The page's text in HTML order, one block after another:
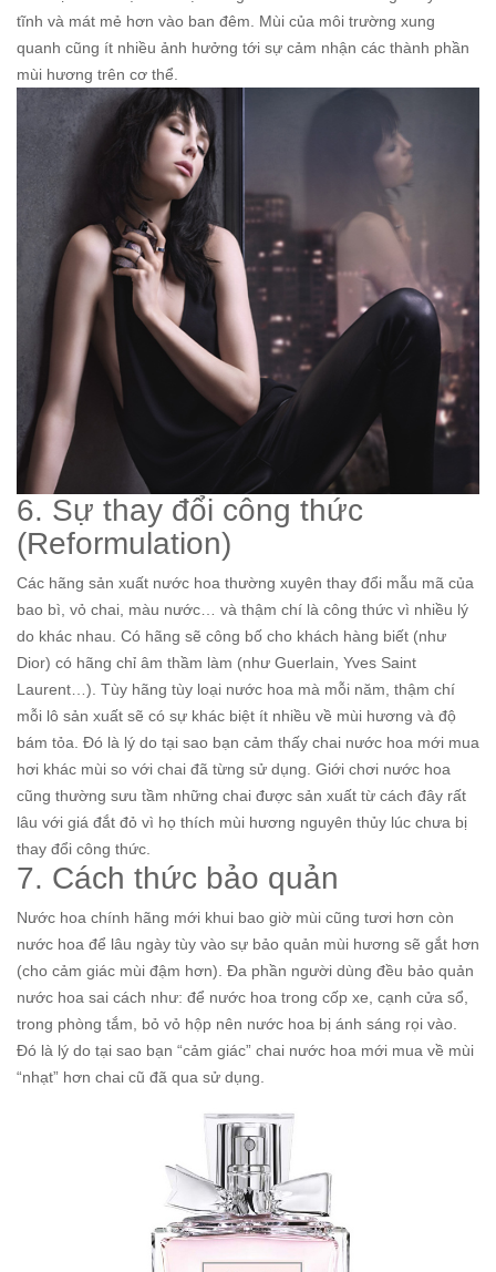
tĩnh và mát mẻ hơn vào ban đêm. Mùi của môi trường xung
quanh cũng ít nhiều ảnh hưởng tới sự cảm nhận các thành phần
mùi hương trên cơ thể.
6. Sự thay đổi công thức
(Reformulation)
Các hãng sản xuất nước hoa thường xuyên thay đổi mẫu mã của
bao bì, vỏ chai, màu nước… và thậm chí là công thức vì nhiều lý
do khác nhau. Có hãng sẽ công bố cho khách hàng biết (như
Dior) có hãng chỉ âm thầm làm (như Guerlain, Yves Saint
Laurent…). Tùy hãng tùy loại nước hoa mà mỗi năm, thậm chí
mỗi lô sản xuất sẽ có sự khác biệt ít nhiều về mùi hương và độ
bám tỏa. Đó là lý do tại sao bạn cảm thấy chai nước hoa mới mua
hơi khác mùi so với chai đã từng sử dụng. Giới chơi nước hoa
cũng thường sưu tầm những chai được sản xuất từ cách đây rất
lâu với giá đắt đỏ vì họ thích mùi hương nguyên thủy lúc chưa bị
thay đổi công thức.
7. Cách thức bảo quản
Nước hoa chính hãng mới khui bao giờ mùi cũng tươi hơn còn
nước hoa để lâu ngày tùy vào sự bảo quản mùi hương sẽ gắt hơn
(cho cảm giác mùi đậm hơn). Đa phần người dùng đều bảo quản
nước hoa sai cách như: để nước hoa trong cốp xe, cạnh cửa sổ,
trong phòng tắm, bỏ vỏ hộp nên nước hoa bị ánh sáng rọi vào.
Đó là lý do tại sao bạn “cảm giác” chai nước hoa mới mua về mùi
“nhạt” hơn chai cũ đã qua sử dụng.